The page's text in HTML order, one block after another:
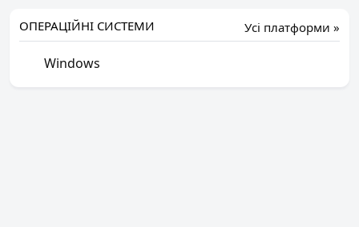
Усі платформи »
ОПЕРАЦІЙНІ СИСТЕМИ
Windows